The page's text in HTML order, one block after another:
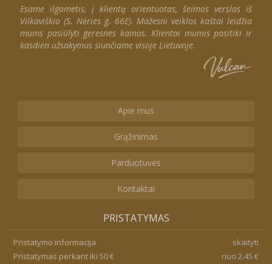
Esame ilgametis, į klientą orientuotas, šeimos verslas iš
Vilkaviškio (S. Nėries g. 66E). Mažesni veiklos kaštai leidžia
mums pasiūlyti geresnes kainas. Klientai mumis pasitiki ir
kasdien užsakymus siunčiame visoje Lietuvoje.
Apie mus
Grąžinimas
Parduotuvės
Kontaktai
PRISTATYMAS
Pristatymo informacija
skaityti
Pristatymas perkant iki 50 €
nuo 2.45 €